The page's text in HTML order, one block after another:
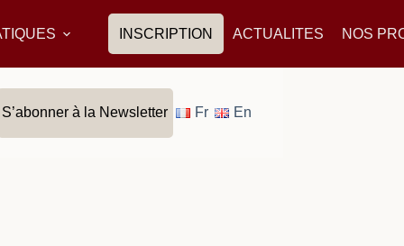
INSCRIPTION ACTUALITES NOS
S’abonner à la Newsletter Fr En